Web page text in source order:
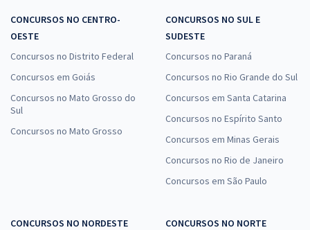
CONCURSOS NO CENTRO-
OESTE
Concursos no Distrito Federal
Concursos em Goiás
Concursos no Mato Grosso do
Sul
Concursos no Mato Grosso
CONCURSOS NO SUL E
SUDESTE
Concursos no Paraná
Concursos no Rio Grande do Sul
Concursos em Santa Catarina
Concursos no Espírito Santo
Concursos em Minas Gerais
Concursos no Rio de Janeiro
Concursos em São Paulo
CONCURSOS NO NORDESTE
CONCURSOS NO NORTE